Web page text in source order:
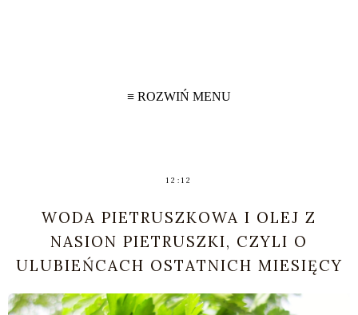
≡ ROZWIŃ MENU
12:12
WODA PIETRUSZKOWA I OLEJ Z
NASION PIETRUSZKI, CZYLI O
ULUBIEŃCACH OSTATNICH MIESIĘCY